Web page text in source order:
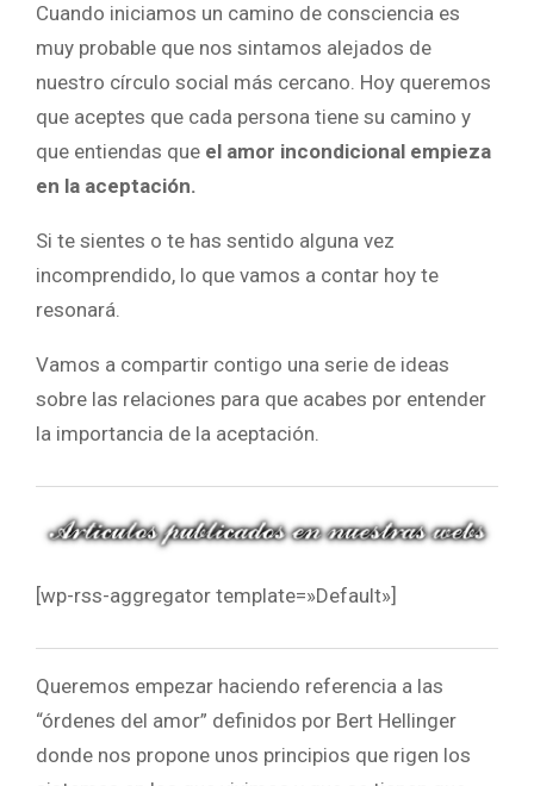
Cuando iniciamos un camino de consciencia es
muy probable que nos sintamos alejados de
nuestro círculo social más cercano. Hoy queremos
que aceptes que cada persona tiene su camino y
que entiendas que el amor incondicional empieza
en la aceptación.
Si te sientes o te has sentido alguna vez
incomprendido, lo que vamos a contar hoy te
resonará.
Vamos a compartir contigo una serie de ideas
sobre las relaciones para que acabes por entender
la importancia de la aceptación.
[wp-rss-aggregator template=»Default»]
Queremos empezar haciendo referencia a las
“órdenes del amor” definidos por Bert Hellinger
donde nos propone unos principios que rigen los